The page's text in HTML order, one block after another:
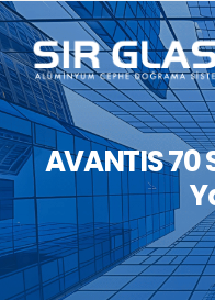
AVANTIS